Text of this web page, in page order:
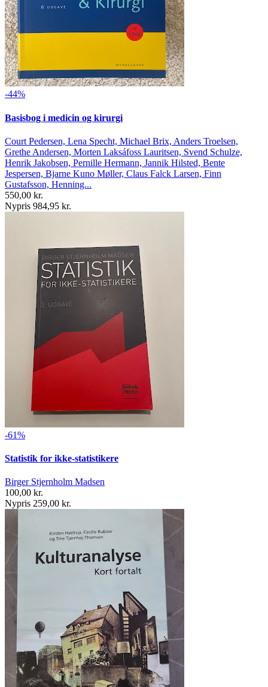
-44%
Basisbog i medicin og kirurgi
Court Pedersen, Lena Specht, Michael Brix, Anders Troelsen,
Grethe Andersen, Morten Laksáfoss Lauritsen, Svend Schulze,
Henrik Jakobsen, Pernille Hermann, Jannik Hilsted, Bente
Jespersen, Bjarne Kuno Møller, Claus Falck Larsen, Finn
Gustafsson, Henning...
550,00 kr.
Nypris 984,95 kr.
-61%
Statistik for ikke-statistikere
Birger Stjernholm Madsen
100,00 kr.
Nypris 259,00 kr.